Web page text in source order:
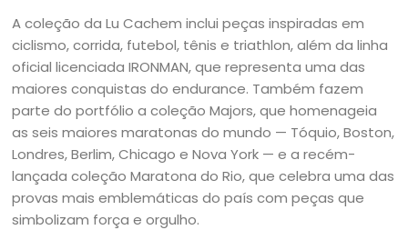
A coleção da Lu Cachem inclui peças inspiradas em
ciclismo, corrida, futebol, tênis e triathlon, além da linha
oficial licenciada IRONMAN, que representa uma das
maiores conquistas do endurance. Também fazem
parte do portfólio a coleção Majors, que homenageia
as seis maiores maratonas do mundo — Tóquio, Boston,
Londres, Berlim, Chicago e Nova York — e a recém-
lançada coleção Maratona do Rio, que celebra uma das
provas mais emblemáticas do país com peças que
simbolizam força e orgulho.